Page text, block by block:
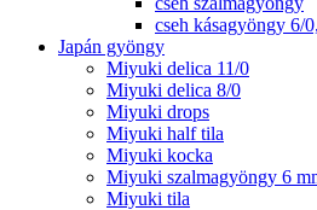
cseh kásagyöngy 6/
Japán gyöngy
Miyuki delica 11/0
Miyuki delica 8/0
Miyuki drops
Miyuki half tila
Miyuki kocka
Miyuki szalmagyöngy 6
Miyuki tila